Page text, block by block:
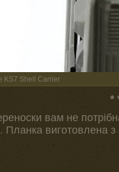
KS7 Shell Carrier
*
вам не
виготовлена з